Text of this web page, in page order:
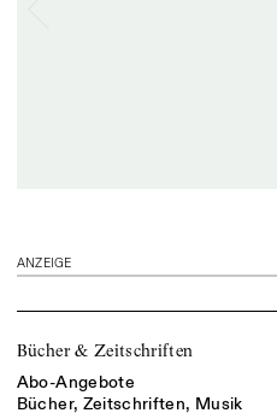
ANZEIGE
Bücher & Zeitschriften
Abo-Angebote
Bücher, Zeitschriften, Musik